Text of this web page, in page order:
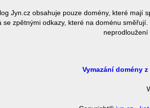
Jyn.cz obsahuje pouze domény, které mají
se zpětnými odkazy, které na doménu
neprodloužení
Vymazání domény